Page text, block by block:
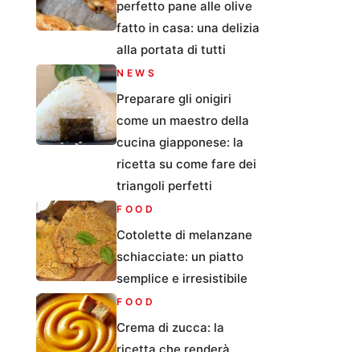
perfetto pane alle olive
fatto in casa: una delizia
alla portata di tutti
NEWS
Preparare gli onigiri
come un maestro della
cucina giapponese: la
ricetta su come fare dei
triangoli perfetti
FOOD
Cotolette di melanzane
schiacciate: un piatto
semplice e irresistibile
FOOD
Crema di zucca: la